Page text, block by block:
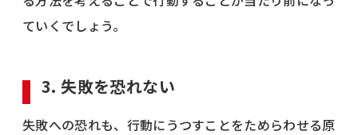
ていくでしょう。
3. 失敗を恐れない
失敗への恐れも、行動にうつすことをためらわせる原